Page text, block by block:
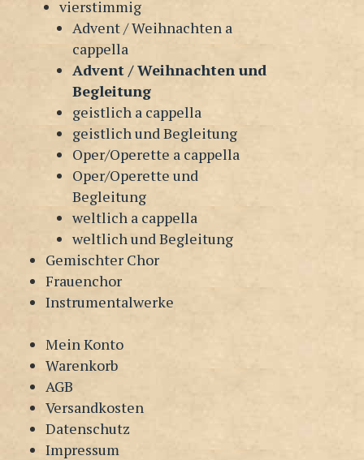
vierstimmig
Advent / Weihnachten a
cappella
Advent / Weihnachten und
Begleitung
geistlich a cappella
geistlich und Begleitung
Oper/Operette a cappella
Oper/Operette und
Begleitung
weltlich a cappella
weltlich und Begleitung
Gemischter Chor
Frauenchor
Instrumentalwerke
Mein Konto
Warenkorb
AGB
Versandkosten
Datenschutz
Impressum